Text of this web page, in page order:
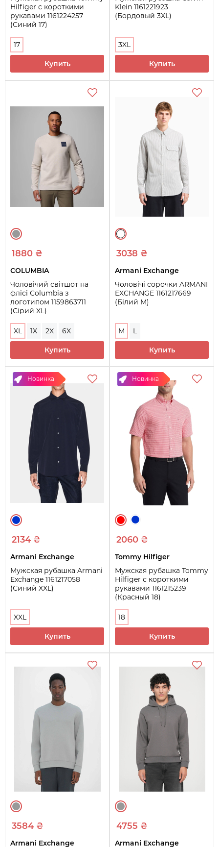
Hilfiger с короткими
рукавами 1161224257
(Синий 17)
17
Купить
Klein 1161221923
(Бордовый 3XL)
3XL
Купить
1880 ₴
COLUMBIA
Чоловічий світшот на
флісі Columbia з
логотипом 1159863711
(Сірий XL)
XL 1X 2X 6X
Купить
3038 ₴
Armani Exchange
Чоловічі сорочки ARMANI
EXCHANGE 1161217669
(Білий M)
M L
Купить
Новинка
2134 ₴
Armani Exchange
Мужская рубашка Armani
Exchange 1161217058
(Синий XXL)
XXL
Купить
Новинка
2060 ₴
Tommy Hilfiger
Мужская рубашка Tommy
Hilfiger с короткими
рукавами 1161215239
(Красный 18)
18
Купить
3584 ₴
Armani Exchange
4755 ₴
Armani Exchange